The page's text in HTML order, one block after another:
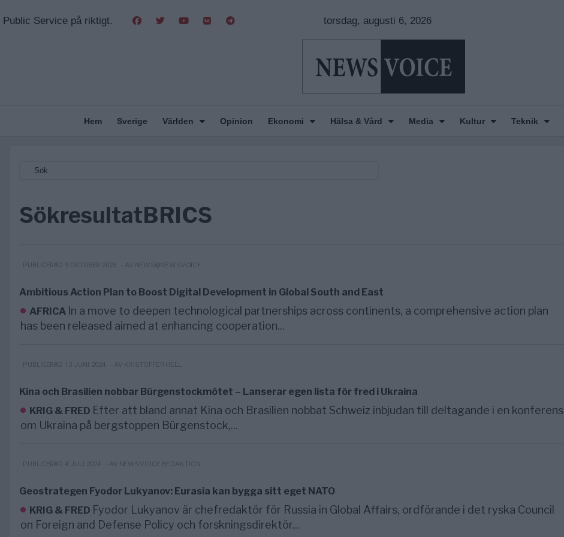
Public Service på riktigt. torsdag, augusti 6, 2026
Hem Sverige Världen Opinion Ekonomi Hälsa & Vård Media Kultur Teknik
SökresultatBRICS
PUBLICERAD 9 OKTOBER 2025 - AV NEWS@NEWSVOICE
Ambitious Action Plan to Boost Digital Development in Global South and East
AFRICA In a move to deepen technological partnerships across continents, a comprehensive action plan
has been released aimed at enhancing cooperation...
PUBLICERAD 13 JUNI 2024 - AV KRISTOFFER HELL
Kina och Brasilien nobbar Bürgenstockmötet – Lanserar egen lista för fred i Ukraina
KRIG & FRED Efter att bland annat Kina och Brasilien nobbat Schweiz inbjudan till deltagande i en konferens
om Ukraina på bergstoppen Bürgenstock,...
PUBLICERAD 4 JULI 2024 - AV NEWSVOICE REDAKTION
Geostrategen Fyodor Lukyanov: Eurasia kan bygga sitt eget NATO
KRIG & FRED Fyodor Lukyanov är chefredaktör för Russia in Global Affairs, ordförande i det ryska Council
on Foreign and Defense Policy och forskningsdirektör...